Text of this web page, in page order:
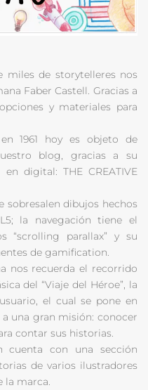
miles de storytelleres nos
Faber Castell. Gracias a
y materiales para
1961 hoy es objeto de
blog, gracias a su
digital: THE CREATIVE
sobresalen dibujos hechos
la navegación tiene el
“scrolling parallax” y su
de gamification.
nos recuerda el recorrido
del “Viaje del Héroe”, la
el cual se pone en
una gran misión: conocer
contar sus historias.
cuenta con una sección
de varios ilustradores
la marca.